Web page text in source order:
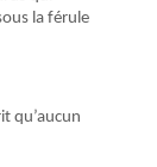
la férule
qu’aucun